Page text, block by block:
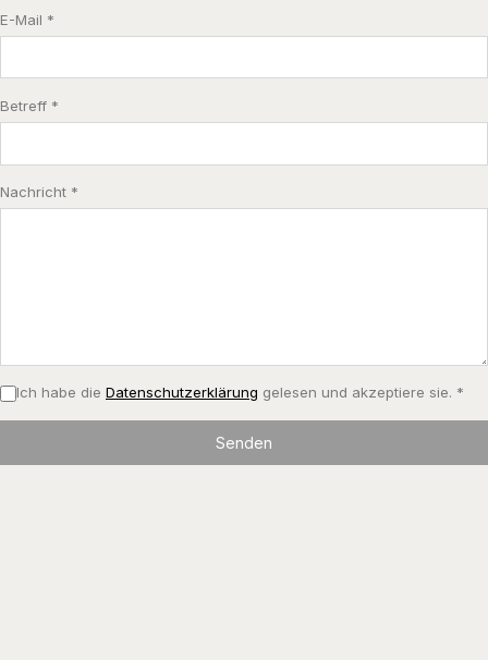
E-Mail *
Betreff *
Nachricht *
Ich habe die Datenschutzerklärung gelesen und akzeptiere sie. *
Senden